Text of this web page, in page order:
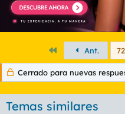
PrimeroAnt.
Cerrado para nuevas
Temas similares